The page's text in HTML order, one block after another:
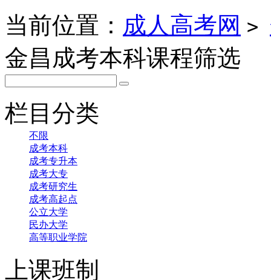
当前位置： 成人高考网 >
金昌成考本科课程筛选
栏目分类
不限
成考本科
成考专升本
成考大专
成考研究生
成考高起点
公立大学
民办大学
高等职业学院
上课班制